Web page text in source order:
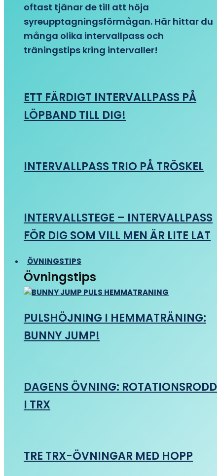
oftast tjänar de till att höja
syreupptagningsförmågan. Här hittar du
många olika intervallpass och
träningstips kring intervaller!
ETT FÄRDIGT INTERVALLPASS PÅ
LÖPBAND TILL DIG!
INTERVALLPASS TRIO PÅ TRÖSKEL
INTERVALLSTEGE – INTERVALLPASS
FÖR DIG SOM VILL MEN ÄR LITE LAT
ÖVNINGSTIPS
Övningstips
PULSHÖJNING I HEMMATRÄNING:
BUNNY JUMP!
DAGENS ÖVNING: ROTATIONSRODD
I TRX
TRE TRX-ÖVNINGAR MED HOPP